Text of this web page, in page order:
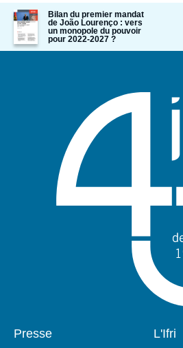
Image
de
couverture
de
Bilan du premier mandat
de João Lourenço : vers
un monopole du pouvoir
pour 2022-2027 ?
Pied
Presse L'Ifri